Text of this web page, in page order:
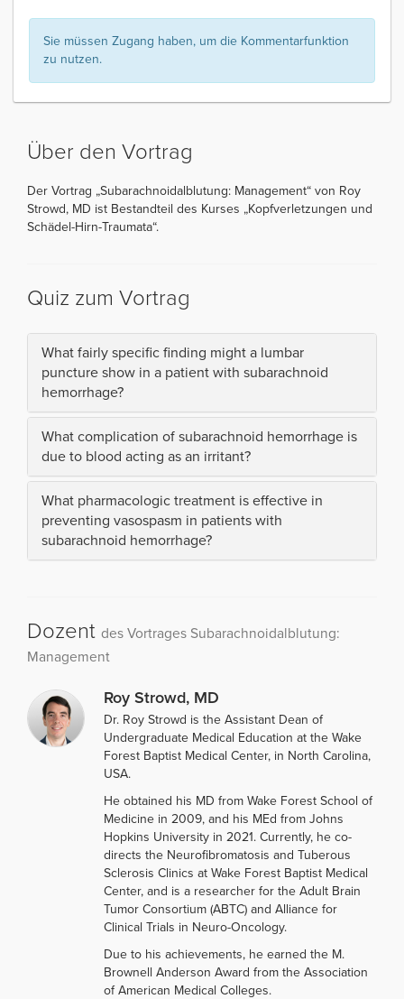
Sie müssen Zugang haben, um die Kommentarfunktion
zu nutzen.
Über den Vortrag
Der Vortrag „Subarachnoidalblutung: Management“ von Roy
Strowd, MD ist Bestandteil des Kurses „Kopfverletzungen und
Schädel-Hirn-Traumata“.
Quiz zum Vortrag
What fairly specific finding might a lumbar
puncture show in a patient with subarachnoid
hemorrhage?
What complication of subarachnoid hemorrhage is
due to blood acting as an irritant?
What pharmacologic treatment is effective in
preventing vasospasm in patients with
subarachnoid hemorrhage?
Dozent des Vortrages Subarachnoidalblutung:
Management
Roy Strowd, MD
Dr. Roy Strowd is the Assistant Dean of
Undergraduate Medical Education at the Wake
Forest Baptist Medical Center, in North Carolina,
USA.
He obtained his MD from Wake Forest School of
Medicine in 2009, and his MEd from Johns
Hopkins University in 2021. Currently, he co-
directs the Neurofibromatosis and Tuberous
Sclerosis Clinics at Wake Forest Baptist Medical
Center, and is a researcher for the Adult Brain
Tumor Consortium (ABTC) and Alliance for
Clinical Trials in Neuro-Oncology.
Due to his achievements, he earned the M.
Brownell Anderson Award from the Association
of American Medical Colleges.